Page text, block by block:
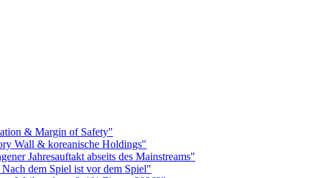
& Margin of Safety"
Wall & koreanische Holdings"
Jahresauftakt abseits des Mainstreams"
dem Spiel ist vor dem Spiel"